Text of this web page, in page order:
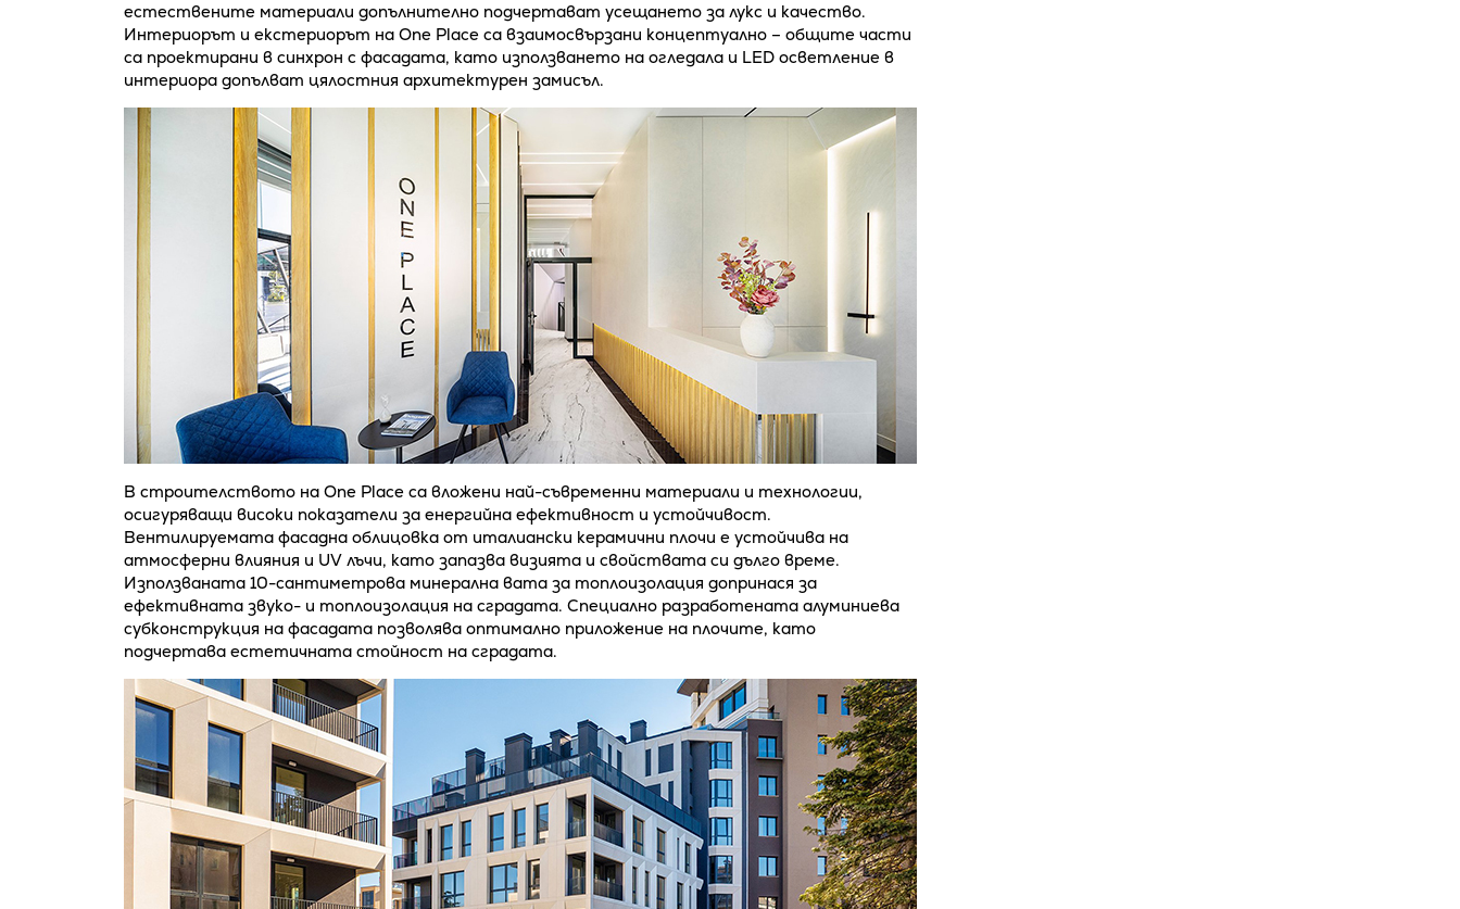
естествените материали допълнително подчертават усещането за лукс и качество.
Интериорът и екстериорът на One Place са взаимосвързани концептуално – общите части
са проектирани в синхрон с фасадата, като използването на огледала и LED осветление в
интериора допълват цялостния архитектурен замисъл.
В строителството на One Place са вложени най-съвременни материали и технологии,
осигуряващи високи показатели за енергийна ефективност и устойчивост.
Вентилируемата фасадна облицовка от италиански керамични плочи е устойчива на
атмосферни влияния и UV лъчи, като запазва визията и свойствата си дълго време.
Използваната 10-сантиметрова минерална вата за топлоизолация допринася за
ефективната звуко- и топлоизолация на сградата. Специално разработената алуминиева
субконструкция на фасадата позволява оптимално приложение на плочите, като
подчертава естетичната стойност на сградата.